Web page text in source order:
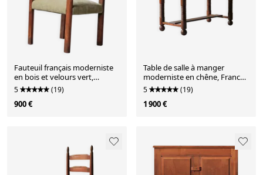
Fauteuil français moderniste
en bois et velours vert,
années 1950
5 (19)
900 €
Table de salle à manger
moderniste en chêne, France,
1940–1950
5 (19)
1 900 €